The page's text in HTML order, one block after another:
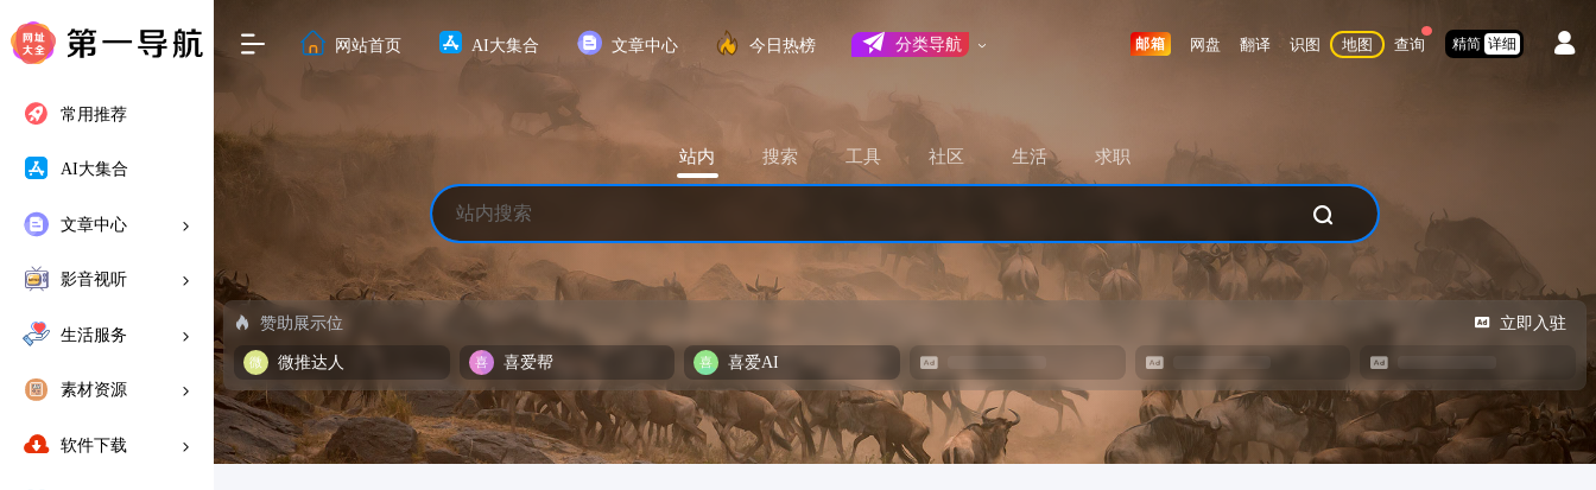
常用推荐
AI大集合
文章中心
影音视听
生活服务
素材资源
软件下载
网站首页 AI大集合 文章中心 今日热榜 分类导航 邮箱 网盘 翻译 识图 地图 查询 精简 详细
站内 搜索 工具 社区 生活 求职
赞助展示位 立即入驻
微推达人 喜爱帮 喜爱AI